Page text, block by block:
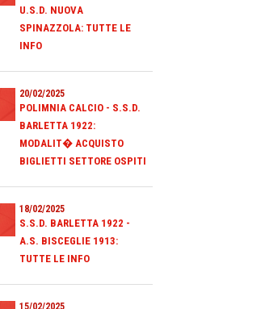
U.S.D. NUOVA
SPINAZZOLA: TUTTE LE
INFO
20/02/2025
POLIMNIA CALCIO - S.S.D.
BARLETTA 1922:
MODALIT� ACQUISTO
BIGLIETTI SETTORE OSPITI
18/02/2025
S.S.D. BARLETTA 1922 -
A.S. BISCEGLIE 1913:
TUTTE LE INFO
15/02/2025